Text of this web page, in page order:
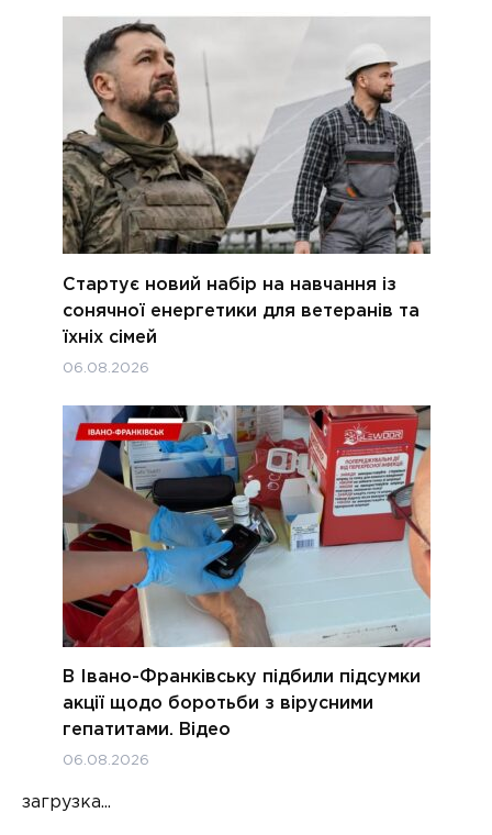
Стартує новий набір на навчання із
сонячної енергетики для ветеранів та
їхніх сімей
06.08.2026
В Івано-Франківську підбили підсумки
акції щодо боротьби з вірусними
гепатитами. Відео
06.08.2026
загрузка...